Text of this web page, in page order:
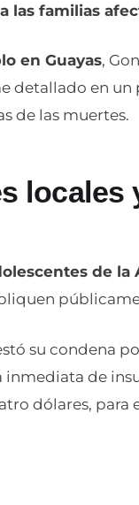
las familias
en Guayas,
detallado en un
de las muertes.
locales
de la
su condena
de
dólares, para